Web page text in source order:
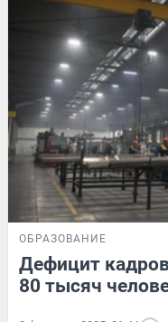
ОБРАЗОВАНИЕ
Дефицит
80 тысяч